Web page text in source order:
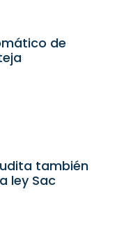
de
también
ley Sac